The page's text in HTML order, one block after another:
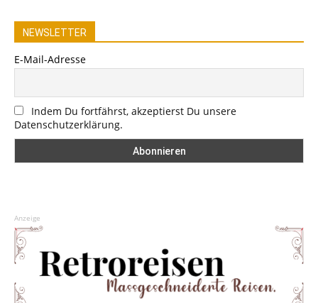
NEWSLETTER
E-Mail-Adresse
Indem Du fortfährst, akzeptierst Du unsere
Datenschutzerklärung.
Anzeige